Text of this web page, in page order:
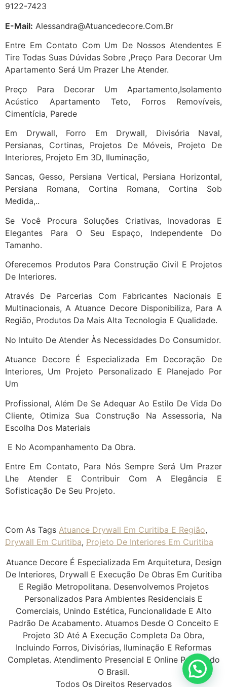
9122-7423
E-Mail: Alessandra@atuancedecore.com.br
Entre Em Contato Com Um De Nossos Atendentes E
Tire Todas Suas Dúvidas Sobre ,Preço Para Decorar Um
Apartamento Será Um Prazer Lhe Atender.
Preço Para Decorar Um Apartamento,Isolamento
Acústico Apartamento Teto, Forros Removíveis,
Cimentícia, Parede
Em Drywall, Forro Em Drywall, Divisória Naval,
Persianas, Cortinas, Projetos De Móveis, Projeto De
Interiores, Projeto Em 3D, Iluminação,
Sancas, Gesso, Persiana Vertical, Persiana Horizontal,
Persiana Romana, Cortina Romana, Cortina Sob
Medida,..
Se Você Procura Soluções Criativas, Inovadoras E
Elegantes Para O Seu Espaço, Independente Do
Tamanho.
Oferecemos Produtos Para Construção Civil E Projetos
De Interiores.
Através De Parcerias Com Fabricantes Nacionais E
Multinacionais, A Atuance Decore Disponibiliza, Para A
Região, Produtos Da Mais Alta Tecnologia E Qualidade.
No Intuito De Atender Às Necessidades Do Consumidor.
Atuance Decore É Especializada Em Decoração De
Interiores, Um Projeto Personalizado E Planejado Por
Um
Profissional, Além De Se Adequar Ao Estilo De Vida Do
Cliente, Otimiza Sua Construção Na Assessoria, Na
Escolha Dos Materiais
E No Acompanhamento Da Obra.
Entre Em Contato, Para Nós Sempre Será Um Prazer
Lhe Atender E Contribuir Com A Elegância E
Sofisticação De Seu Projeto.
Com As Tags Atuance Drywall Em Curitiba E Região,
Drywall Em Curitiba, Projeto De Interiores Em Curitiba
Atuance Decore É Especializada Em Arquitetura, Design
De Interiores, Drywall E Execução De Obras Em Curitiba
E Região Metropolitana. Desenvolvemos Projetos
Personalizados Para Ambientes Residenciais E
Comerciais, Unindo Estética, Funcionalidade E Alto
Padrão De Acabamento. Atuamos Desde O Conceito E
Projeto 3D Até A Execução Completa Da Obra,
Incluindo Forros, Divisórias, Iluminação E Reformas
Completas. Atendimento Presencial E Online Para Todo
O Brasil.
Todos Os Direitos Reservados